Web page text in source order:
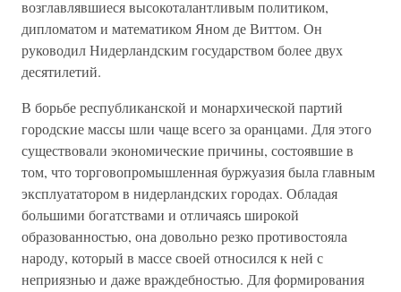
возглавлявшиеся высокоталантливым политиком,
дипломатом и математиком Яном де Виттом. Он
руководил Нидерландским государством более двух
десятилетий.
В борьбе республиканской и монархической партий
городские массы шли чаще всего за оранцами. Для этого
существовали экономические причины, состоявшие в
том, что торговопромышленная буржуазия была главным
эксплуататором в нидерландских городах. Обладая
большими богатствами и отличаясь широкой
образованностью, она довольно резко противостояла
народу, который в массе своей относился к ней с
неприязнью и даже враждебностью. Для формирования